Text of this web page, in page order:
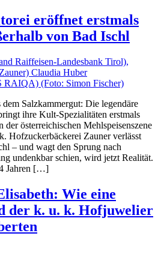
eröffnet erstmals
von Bad Ischl
Salzkammergut: Die legendäre
ihre Kult-Spezialitäten erstmals
österreichischen Mehlspeisenszene
Hofzuckerbäckerei Zauner verlässt
– und wagt den Sprung nach
undenkbar schien, wird jetzt Realität.
Jahren […]
Wie eine
der k. u. k. Hofjuwelier